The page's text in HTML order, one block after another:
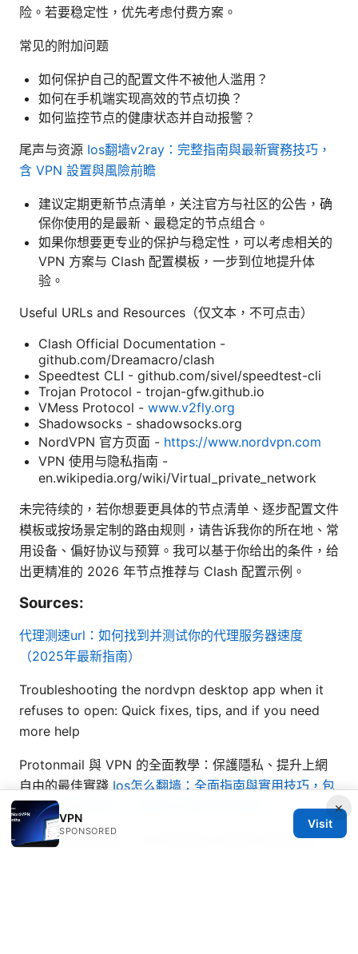
险。若要稳定性，优先考虑付费方案。
常见的附加问题
如何保护自己的配置文件不被他人滥用？
如何在手机端实现高效的节点切换？
如何监控节点的健康状态并自动报警？
尾声与资源 Ios翻墙v2ray：完整指南與最新實務技巧，
含 VPN 設置與風險前瞻
建议定期更新节点清单，关注官方与社区的公告，确
保你使用的是最新、最稳定的节点组合。
如果你想要更专业的保护与稳定性，可以考虑相关的
VPN 方案与 Clash 配置模板，一步到位地提升体
验。
Useful URLs and Resources（仅文本，不可点击）
Clash Official Documentation -
github.com/Dreamacro/clash
Speedtest CLI - github.com/sivel/speedtest-cli
Trojan Protocol - trojan-gfw.github.io
VMess Protocol - www.v2fly.org
Shadowsocks - shadowsocks.org
NordVPN 官方页面 - https://www.nordvpn.com
VPN 使用与隐私指南 -
en.wikipedia.org/wiki/Virtual_private_network
未完待续的，若你想要更具体的节点清单、逐步配置文件
模板或按场景定制的路由规则，请告诉我你的所在地、常
用设备、偏好协议与预算。我可以基于你给出的条件，给
出更精准的 2026 年节点推荐与 Clash 配置示例。
Sources:
代理测速url：如何找到并测试你的代理服务器速度
（2025年最新指南）
Troubleshooting the nordvpn desktop app when it
refuses to open: Quick fixes, tips, and if you need
more help
Protonmail 與 VPN 的全面教學：保護隱私、提升上網
自由的最佳實踐 Ios怎么翻墙：全面指南與實用技巧，包
含VPN與代理設定、風險與法規與常見問題
英雄联盟玩家必看：2026年最佳vpn推荐与实测指南
×
VPN
SPONSORED
Visit